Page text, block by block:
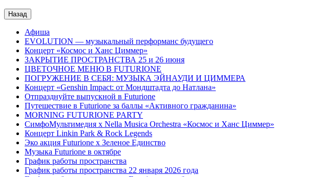
Назад
Афишa
EVOLUTION — музыкальный перформанс будущего
Концерт «Космос и Ханс Циммер»
ЗАКРЫТИЕ ПРОСТРАНСТВА 25 и 26 июня
ЦВЕТОЧНОЕ МЕНЮ В FUTURIONE
ПОГРУЖЕНИЕ В СЕБЯ: МУЗЫКА ЭЙНАУДИ И ЦИММЕРА
Концерт «Genshin Impact: от Мондштадта до Натлана»
Отпразднуйте выпускной в Futurione
Путешествие в Futurione за баллы «Активного гражданина»
MORNING FUTURIONE PARTY
СимфоМультимедия x Nella Musica Orchestra «Космос и Ханс Циммер»
Концерт Linkin Park & Rock Legends
Эко акция Futurione х Зеленое Единство
Музыка Futurione в октябре
График работы пространства
График работы пространства 22 января 2026 года